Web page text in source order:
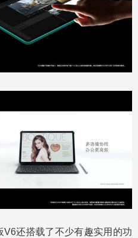
还搭载了不少有趣实用的功